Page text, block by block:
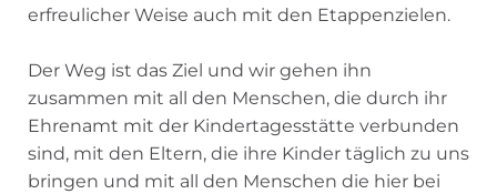
erfreulicher Weise auch mit den Etappenzielen.
Der Weg ist das Ziel und wir gehen ihn
zusammen mit all den Menschen, die durch ihr
Ehrenamt mit der Kindertagesstätte verbunden
sind, mit den Eltern, die ihre Kinder täglich zu uns
bringen und mit all den Menschen die hier bei